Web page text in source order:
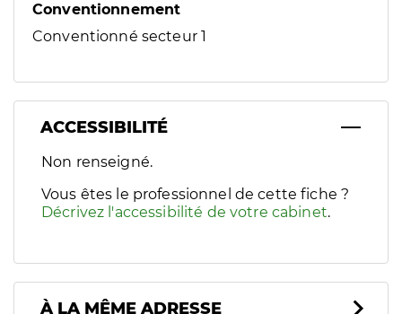
Conventionnement
Conventionné secteur 1
ACCESSIBILITÉ
Filtres
Sélectionnez un ou plusieurs handicaps/besoins
Non renseigné.
Vous êtes le professionnel de cette fiche ?
Décrivez l'accessibilité de votre cabinet.
À LA MÊME ADRESSE